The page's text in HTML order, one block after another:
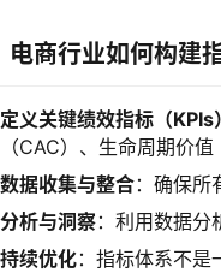
电商行业如何构建
定义关键绩效指标（KPIs）
（CAC）、生命周期价值
数据收集与整合：确保所
分析与洞察：利用数据分
持续优化：指标体系不是